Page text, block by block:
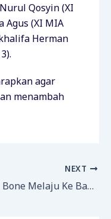
Qosyin (XI
Agus (XI MIA
Herman
agar
menambah
NEXT
Siswa MAN 1 Bone Melaju Ke Babak Penyisihan KESN